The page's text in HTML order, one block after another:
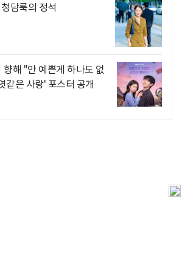
담룩의 정석
향해 "안 예쁜게 하나도 없
은 사랑' 포스터 공개